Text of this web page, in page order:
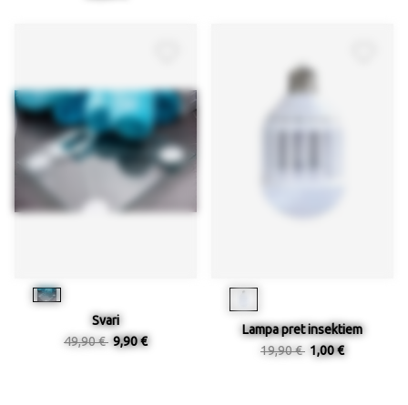
Svari
49,90 € 9,90 €
Lampa pret insektiem
19,90 € 1,00 €